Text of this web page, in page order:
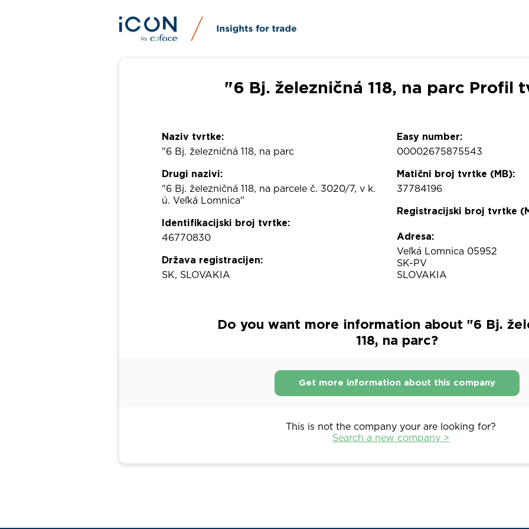
"6 Bj. železničná 118, na parc Profil
Naziv tvrtke:
"6 Bj. železničná 118, na parc
Drugi nazivi:
"6 Bj. železničná 118, na parcele č. 3020/7, v k.
ú. Veľká Lomnica"
Identifikacijski broj tvrtke:
46770830
Država registracijen:
SK, SLOVAKIA
Easy number:
00002675875543
Matični broj tvrtke (MB):
37784196
Registracijski broj tvrtke
Adresa:
Veľká Lomnica 05952
SK-PV
SLOVAKIA
Do you want more information about "6 Bj.
118, na parc?
Get more information about this company
This is not the company your are looking for?
Search a new company >